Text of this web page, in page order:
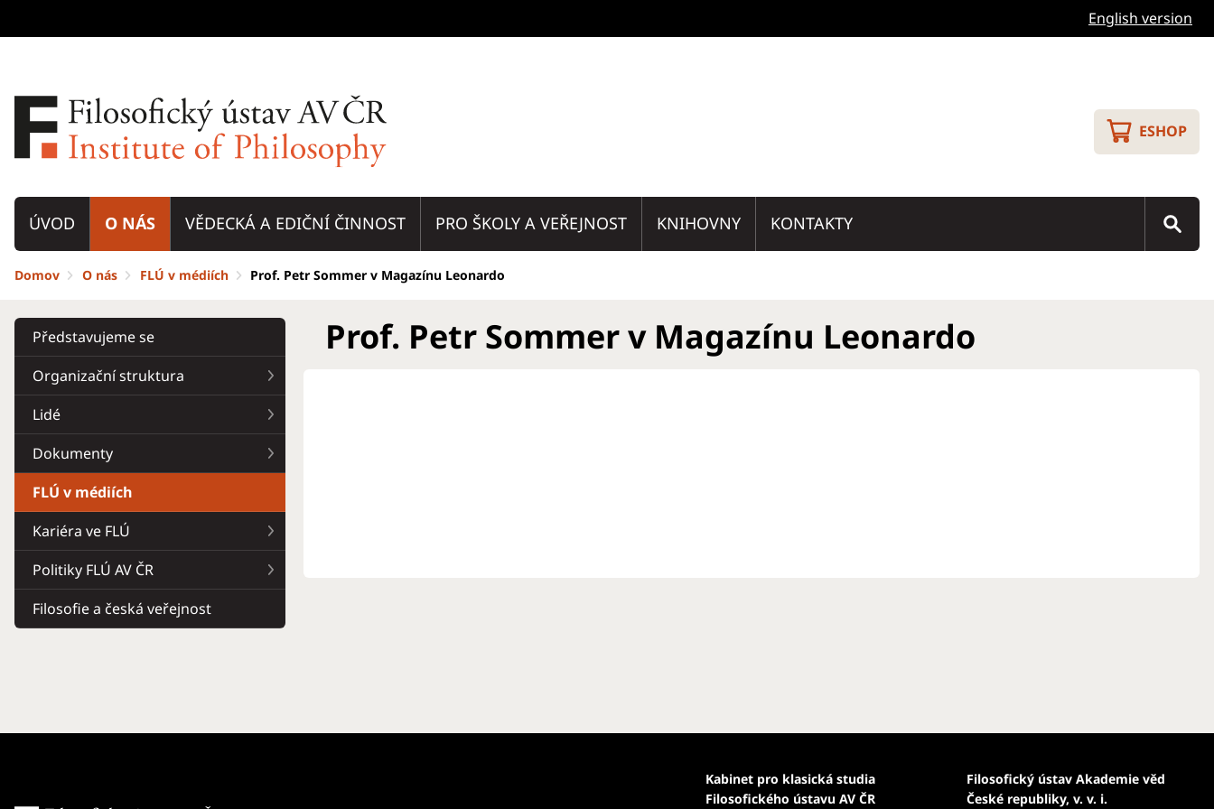
English version
ESHOP
ÚVOD O NÁS VĚDECKÁ A EDIČNÍ ČINNOST PRO ŠKOLY A VEŘEJNOST KNIHOVNY KONTAKTY
Domov O nás FLÚ v médiích Prof. Petr Sommer v Magazínu Leonardo
Představujeme se
Organizační struktura
Lidé
Dokumenty
FLÚ v médiích
Kariéra ve FLÚ
Politiky FLÚ AV ČR
Filosofie a česká veřejnost
Prof. Petr Sommer v Magazínu Leonardo
Kabinet pro klasická studia
Filosofického ústavu AV ČR
Filosofický ústav Akademie věd
České republiky, v. v. i.